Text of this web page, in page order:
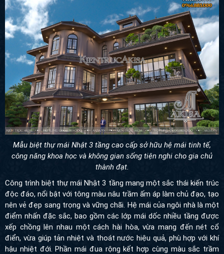
Mẫu biệt thự mái Nhật 3 tầng cao cấp sở hữu hệ mái tinh tế,
công năng khoa học và không gian sống tiện nghi cho gia chủ
thành đạt.
Công trình biệt thự mái Nhật 3 tầng mang một sắc thái kiến trúc
độc đáo, nổi bật với tông màu nâu trầm ấm áp làm chủ đạo, tạo
nên vẻ đẹp sang trọng và vững chãi. Hệ mái của ngôi nhà là một
điểm nhấn đặc sắc, bao gồm các lớp mái dốc nhiều tầng được
xếp chồng lên nhau một cách hài hòa, vừa mang đến nét cổ
điển, vừa giúp tản nhiệt và thoát nước hiệu quả, phù hợp với khí
hậu nhiệt đới. Phần mái đua rộng kết hợp cùng màu sắc trầm